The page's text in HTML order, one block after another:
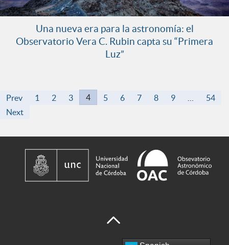
Una nueva era para la astronomía: el
Observatorio Vera C. Rubin capta su “Primera
Luz”
Prev 1 2 3 4 5 6 7 8 9
54
Next